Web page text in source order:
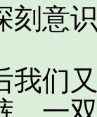
意识
们又